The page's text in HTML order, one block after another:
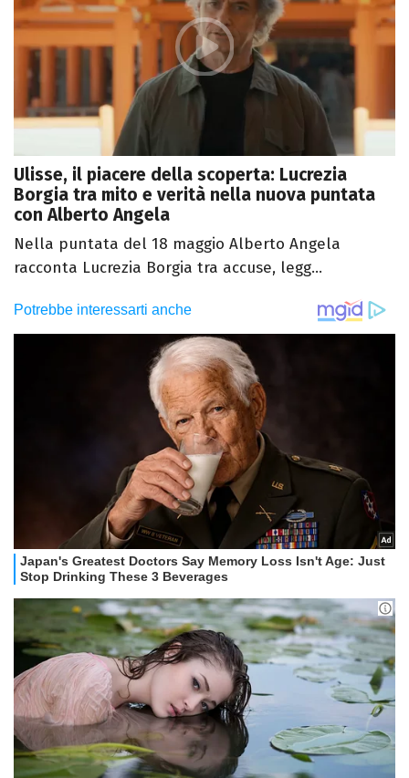
Ulisse, il piacere della scoperta: Lucrezia
Borgia tra mito e verità nella nuova puntata
con Alberto Angela
Nella puntata del 18 maggio Alberto Angela
racconta Lucrezia Borgia tra accuse, legg...